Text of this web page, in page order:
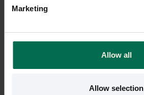
Marketing
Allow all
Allow selection
-17%